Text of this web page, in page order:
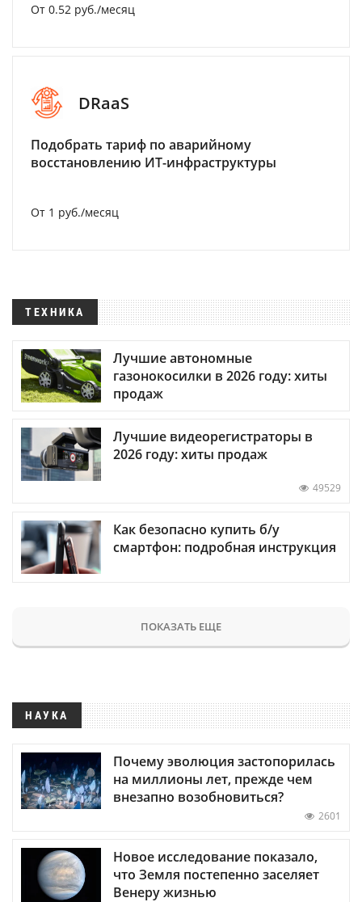
От 0.52 руб./месяц
DRaaS
Подобрать тариф по аварийному
восстановлению ИТ-инфраструктуры
От 1 руб./месяц
ТЕХНИКА
Лучшие автономные
газонокосилки в 2026 году: хиты
продаж
Лучшие видеорегистраторы в
2026 году: хиты продаж
49529
Как безопасно купить б/у
смартфон: подробная инструкция
ПОКАЗАТЬ ЕЩЕ
НАУКА
Почему эволюция застопорилась
на миллионы лет, прежде чем
внезапно возобновиться?
2601
Новое исследование показало,
что Земля постепенно заселяет
Венеру жизнью